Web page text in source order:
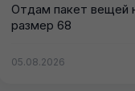
Отдам пакет вещей
размер 68
05.08.2026